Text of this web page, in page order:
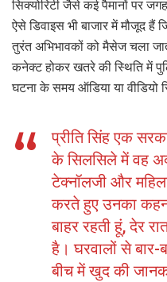
सिक्योरिटी जैसे कई पैमानों पर
ऐसे डिवाइस भी बाजार में मौजूद हैं
तुरंत अभिभावकों को मैसेज चला
कनेक्ट होकर खतरे की स्थिति में
घटना के समय ऑडिया या वीडियो
प्रीति सिंह एक
के सिलसिले में वह
टेक्नॉलजी और
करते हुए उनका
बाहर रहती हूं, देर
है। घरवालों से
बीच में खुद की